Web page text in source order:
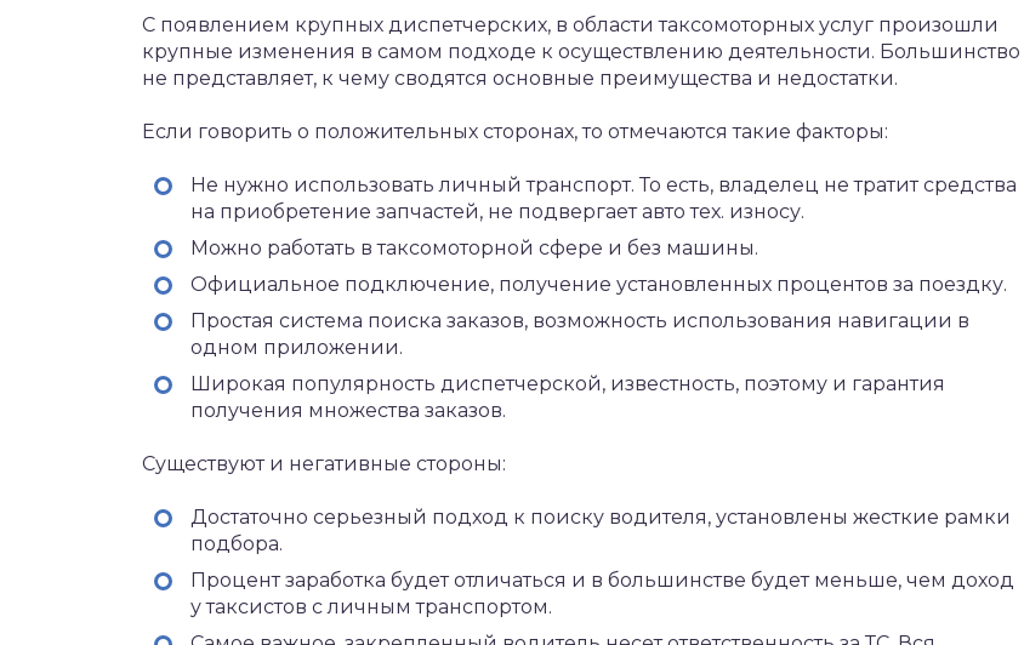
С появлением крупных диспетчерских, в области таксомоторных услуг произошли
крупные изменения в самом подходе к осуществлению деятельности. Большинство
не представляет, к чему сводятся основные преимущества и недостатки.
Если говорить о положительных сторонах, то отмечаются такие факторы:
Не нужно использовать личный транспорт. То есть, владелец не тратит средства
на приобретение запчастей, не подвергает авто тех. износу.
Можно работать в таксомоторной сфере и без машины.
Официальное подключение, получение установленных процентов за поездку.
Простая система поиска заказов, возможность использования навигации в
одном приложении.
Широкая популярность диспетчерской, известность, поэтому и гарантия
получения множества заказов.
Существуют и негативные стороны:
Достаточно серьезный подход к поиску водителя, установлены жесткие рамки
подбора.
Процент заработка будет отличаться и в большинстве будет меньше, чем доход
у таксистов с личным транспортом.